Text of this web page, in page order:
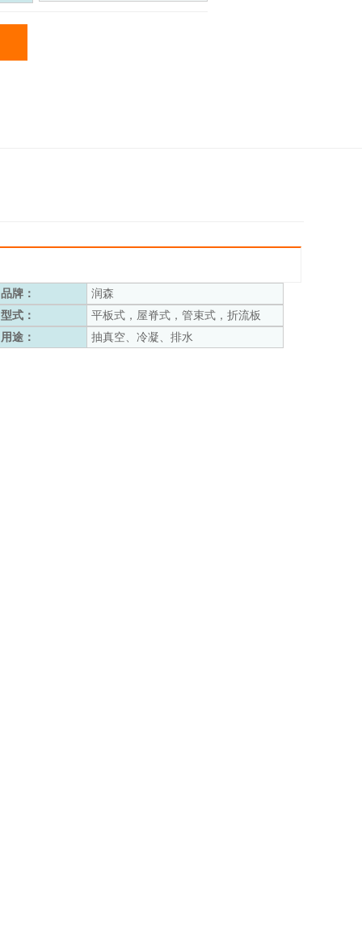
品牌：
润森
型式：
平板式，屋脊式，管束式，折流板
用途：
抽真空、冷凝、排水